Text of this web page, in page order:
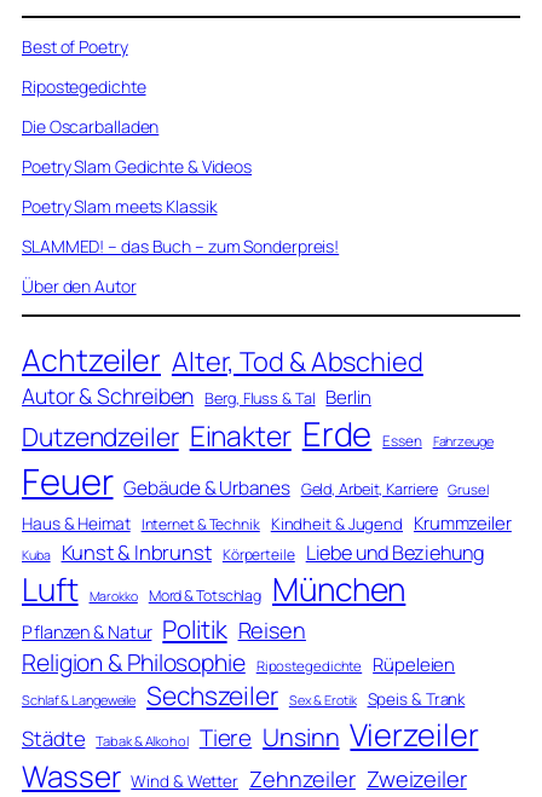
Best of Poetry
Ripostegedichte
Die Oscarballaden
Poetry Slam Gedichte & Videos
Poetry Slam meets Klassik
SLAMMED! – das Buch – zum Sonderpreis!
Über den Autor
Achtzeiler Alter, Tod & Abschied
Autor & Schreiben Berg, Fluss & Tal Berlin
Dutzendzeiler Einakter Erde Essen Fahrzeuge
Feuer Gebäude & Urbanes Geld, Arbeit, Karriere Grusel
Haus & Heimat Internet & Technik Kindheit & Jugend Krummzeiler
Kuba Kunst & Inbrunst Körperteile Liebe und Beziehung
Luft Marokko Mord & Totschlag München
Pflanzen & Natur Politik Reisen
Religion & Philosophie Ripostegedichte Rüpeleien
Schlaf & Langeweile Sechszeiler Sex & Erotik Speis & Trank
Städte Tabak & Alkohol Tiere Unsinn Vierzeiler
Wasser Wind & Wetter Zehnzeiler Zweizeiler